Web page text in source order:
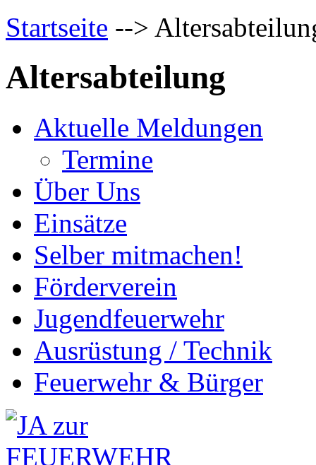
Startseite -->
Altersabteilung
Aktuelle Meldungen
Termine
Über Uns
Einsätze
Selber mitmachen!
Förderverein
Jugendfeuerwehr
Ausrüstung / Technik
Feuerwehr & Bürger